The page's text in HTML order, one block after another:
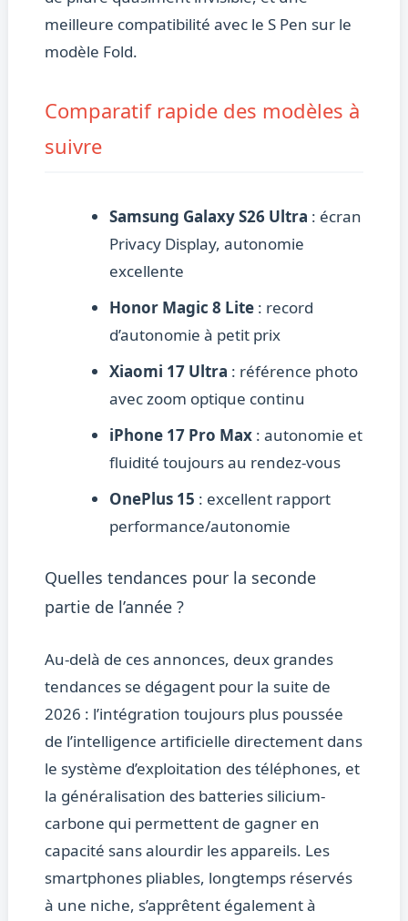
meilleure compatibilité avec le S Pen sur le
modèle Fold.
Comparatif rapide des modèles à
suivre
Samsung Galaxy S26 Ultra : écran
Privacy Display, autonomie
excellente
Honor Magic 8 Lite: record
d’autonomie à petit prix
Xiaomi 17 Ultra : référence photo
avec zoom optique continu
iPhone 17 Pro Max: autonomie et
fluidité toujours au rendez-vous
OnePlus 15 : excellent rapport
performance/autonomie
Quelles tendances pour la seconde
partie de l’année ?
Au-delà de ces annonces, deux grandes
tendances se dégagent pour la suite de
2026 : l’intégration toujours plus poussée
de l’intelligence artificielle directement dans
le système d’exploitation des téléphones, et
la généralisation des batteries silicium-
carbone qui permettent de gagner en
capacité sans alourdir les appareils. Les
smartphones pliables, longtemps réservés
à une niche, s’apprêtent également à